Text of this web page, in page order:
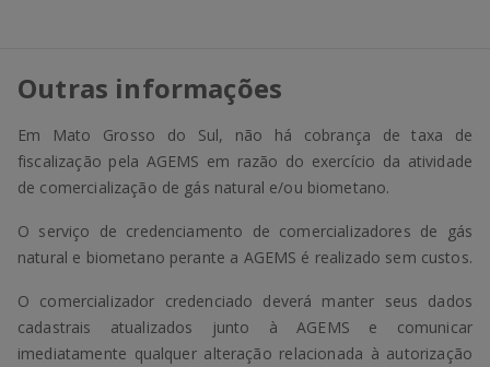
Outras informações
Em Mato Grosso do Sul, não há cobrança de taxa de
fiscalização pela AGEMS em razão do exercício da atividade
de comercialização de gás natural e/ou biometano.
O serviço de credenciamento de comercializadores de gás
natural e biometano perante a AGEMS é realizado sem custos.
O comercializador credenciado deverá manter seus dados
cadastrais atualizados junto à AGEMS e comunicar
imediatamente qualquer alteração relacionada à autorização